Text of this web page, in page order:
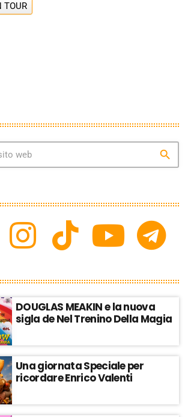
TOUR
search
DOUGLAS MEAKIN e la nuova
sigla de Nel Trenino Della Magia
Una giornata Speciale per
ricordare Enrico Valenti